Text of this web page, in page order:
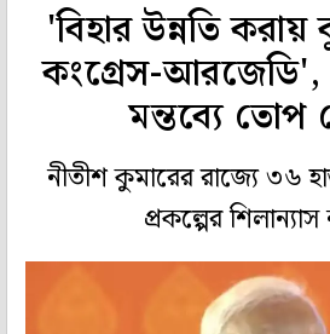
'বিহার উন্নতি
কংগ্রেস-আরজেডি',
মন্তব্যে তোপ
নীতীশ কুমারের রাজ্যে ৩৬
প্রকল্পের